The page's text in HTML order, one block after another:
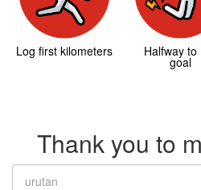
Log first kilometers Halfway to
goal
Thank you to
urutan